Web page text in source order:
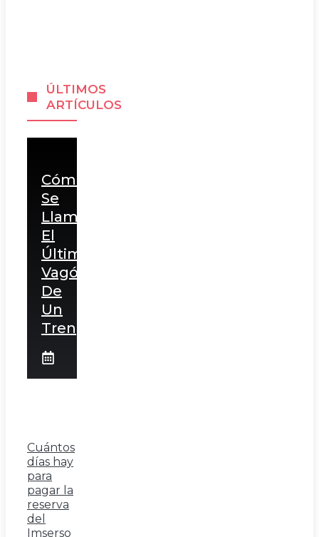
ÚLTIMOS
ARTÍCULOS
Cómo
Se
Llama
El
Último
Vagón
De
Un
Tren
Cuántos
días hay
para
pagar la
reserva
del
Imserso